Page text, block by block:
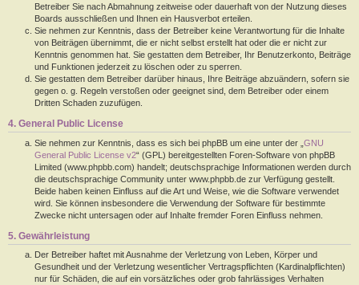
Betreiber Sie nach Abmahnung zeitweise oder dauerhaft von der Nutzung dieses
Boards ausschließen und Ihnen ein Hausverbot erteilen.
Sie nehmen zur Kenntnis, dass der Betreiber keine Verantwortung für die Inhalte
von Beiträgen übernimmt, die er nicht selbst erstellt hat oder die er nicht zur
Kenntnis genommen hat. Sie gestatten dem Betreiber, Ihr Benutzerkonto, Beiträge
und Funktionen jederzeit zu löschen oder zu sperren.
Sie gestatten dem Betreiber darüber hinaus, Ihre Beiträge abzuändern, sofern sie
gegen o. g. Regeln verstoßen oder geeignet sind, dem Betreiber oder einem
Dritten Schaden zuzufügen.
4. General Public License
Sie nehmen zur Kenntnis, dass es sich bei phpBB um eine unter der „ GNU
General Public License v2“ (GPL) bereitgestellten Foren-Software von phpBB
Limited (www.phpbb.com) handelt; deutschsprachige Informationen werden durch
die deutschsprachige Community unter www.phpbb.de zur Verfügung gestellt.
Beide haben keinen Einfluss auf die Art und Weise, wie die Software verwendet
wird. Sie können insbesondere die Verwendung der Software für bestimmte
Zwecke nicht untersagen oder auf Inhalte fremder Foren Einfluss nehmen.
5. Gewährleistung
Der Betreiber haftet mit Ausnahme der Verletzung von Leben, Körper und
Gesundheit und der Verletzung wesentlicher Vertragspflichten (Kardinalpflichten)
nur für Schäden, die auf ein vorsätzliches oder grob fahrlässiges Verhalten